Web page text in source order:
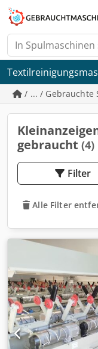
/ ... / Gebrauchte
gebraucht (4)
Filter
Alle Filter